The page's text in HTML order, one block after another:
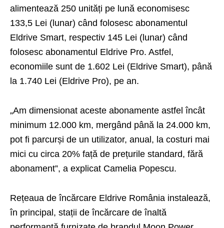
alimentează 250 unități pe lună economisesc
133,5 Lei (lunar) când folosesc abonamentul
Eldrive Smart, respectiv 145 Lei (lunar) când
folosesc abonamentul Eldrive Pro. Astfel,
economiile sunt de 1.602 Lei (Eldrive Smart), până
la 1.740 Lei (Eldrive Pro), pe an.
„Am dimensionat aceste abonamente astfel încât
minimum 12.000 km, mergând până la 24.000 km,
pot fi parcurși de un utilizator, anual, la costuri mai
mici cu circa 20% față de prețurile standard, fără
abonament”, a explicat Camelia Popescu.
Rețeaua de încărcare Eldrive România instalează,
în principal, stații de încărcare de înaltă